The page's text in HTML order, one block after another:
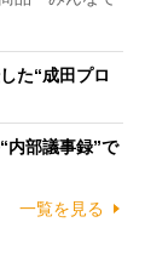
た“成田プロ
内部議事録”で
一覧を見る